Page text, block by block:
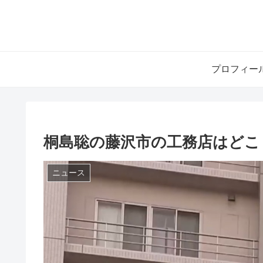
プロフィー
桐島聡の藤沢市の工務店はど
ニュース